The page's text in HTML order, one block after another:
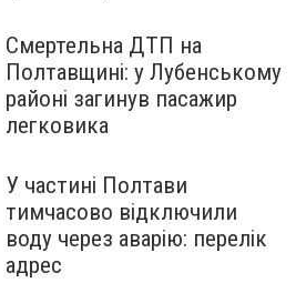
Смертельна ДТП на
Полтавщині: у Лубенському
районі загинув пасажир
легковика
У частині Полтави
тимчасово відключили
воду через аварію: перелік
адрес